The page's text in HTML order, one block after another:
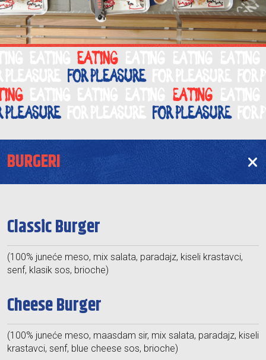
BURGERI
Classic Burger
(100% juneće meso, mix salata, paradajz, kiseli krastavci,
senf, klasik sos, brioche)
Cheese Burger
(100% juneće meso, maasdam sir, mix salata, paradajz, kiseli
krastavci, senf, blue cheese sos, brioche)